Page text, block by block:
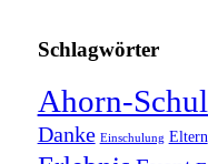
Schlagwörter
Ahorn-
Danke Einschulung Eltern